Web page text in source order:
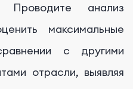
Проводите анализ
максимальные
с другими
отрасли, выявляя